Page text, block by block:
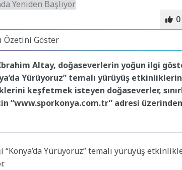
0
Özetini Göster
Altay, doğaseverlerin yoğun ilgi
Yürüyoruz” temalı yürüyüş
keşfetmek isteyen doğaseverler,
adresi
Yürüyoruz” temalı yürüyüş